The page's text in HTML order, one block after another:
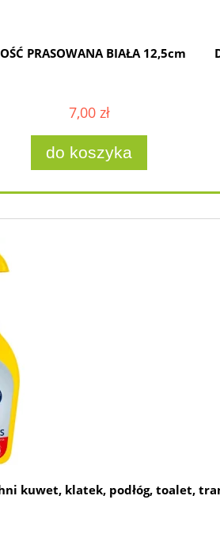
PRASOWANA BIAŁA 12,5cm
7,00 zł
do koszyka
kuwet, klatek, podłóg, toalet,